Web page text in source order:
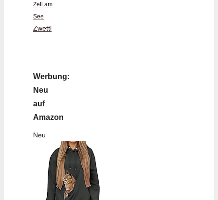
Zell am
See
Zwettl
Werbung:
Neu
auf
Amazon
Neu